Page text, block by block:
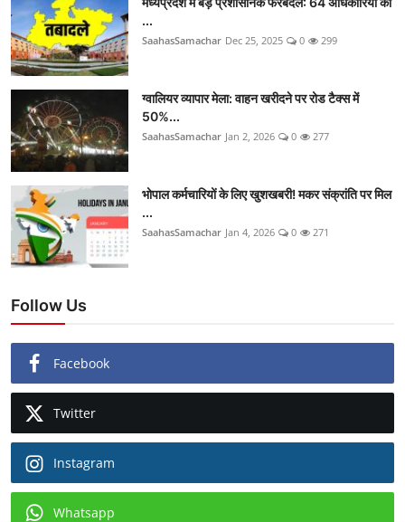
...
SaahasSamachar Dec 25, 2025 0 299
ग्वालियर व्यापार मेला: वाहन खरीदने पर रोड टैक्स में
50%...
SaahasSamachar Jan 2, 2026 0 277
भोपाल कर्मचारियों के लिए खुशखबरी! मकर संक्रांति पर मिल
...
SaahasSamachar Jan 4, 2026 0 271
Follow Us
Facebook
Twitter
Instagram
Whatsapp